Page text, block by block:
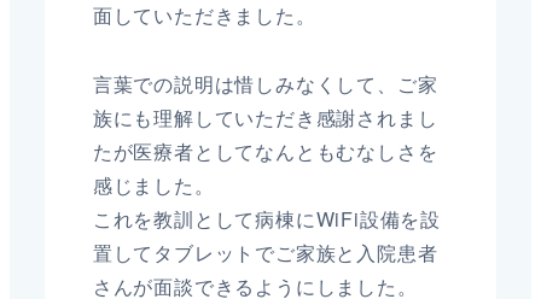
面していただきました。
言葉での説明は惜しみなくして、ご家
族にも理解していただき感謝されまし
たが医療者としてなんともむなしさを
感じました。
これを教訓として病棟にWiFi設備を設
置してタブレットでご家族と入院患者
さんが面談できるようにしました。